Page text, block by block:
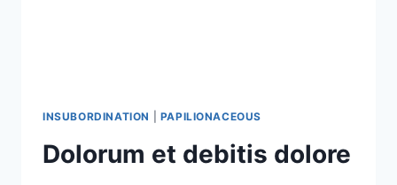
INSUBORDINATION PAPILIONACEOUS
Dolorum et debitis dolore